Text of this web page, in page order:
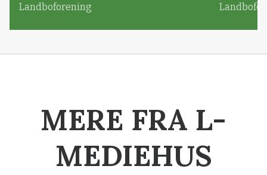
Landboforening
MERE FRA L-
MEDIEHUS